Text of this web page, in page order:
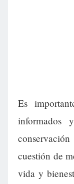
Es
informados
cuestión de
vida y